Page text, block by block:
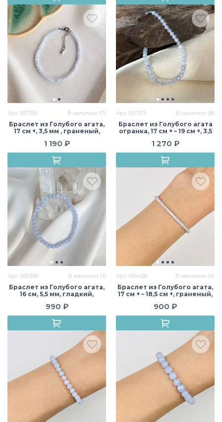
Арт. 097395 В наличии (7)
Браслет из Голубого агата,
17 см +, 3,5 мм , граненый,
1 190 ₽
Арт. 097375 В наличии (8)
Браслет из Голубого агата
огранка, 17 см + – 19 см +, 3,5
1 270 ₽
Арт. 095399 В наличии (1)
Браслет из Голубого агата,
16 см, 5,5 мм, гладкий,
990 ₽
Арт. 090428 В наличии (9)
Браслет из Голубого агата,
17 см + – 18,5 см +, граненый,
900 ₽